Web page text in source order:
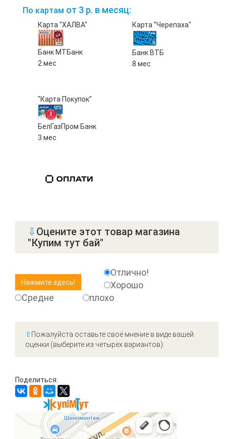
По картам от 3 р. в месяц:
Карта "ХАЛВА"
Банк МТБанк
2 мес
Карта "Черепаха"
Банк ВТБ
8 мес
"Карта Покупок"
БелГазПром Банк
3 мес
⇩ Оцените этот товар магазина
"Купим тут бай"
Отлично!
Хорошо
Средне
плохо
⇧ Пожалуйста оставьте своё мнение в виде вашей
оценки (выберите из четырёх вариантов).
Поделиться: